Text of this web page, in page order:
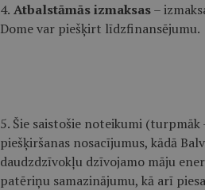
4. Atbalstāmās izmaksas–
Dome var piešķirt līdzfinansējumu.
5. Šie saistošie noteikumi
piešķiršanas nosacījumus, kādā
daudzdzīvokļu dzīvojamo māju
patēriņu samazinājumu, kā arī